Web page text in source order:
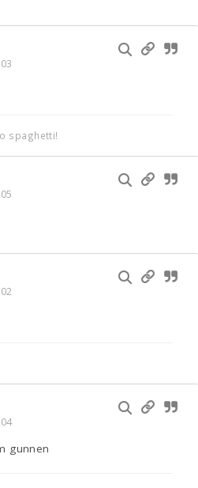
spaghetti!
gunnen